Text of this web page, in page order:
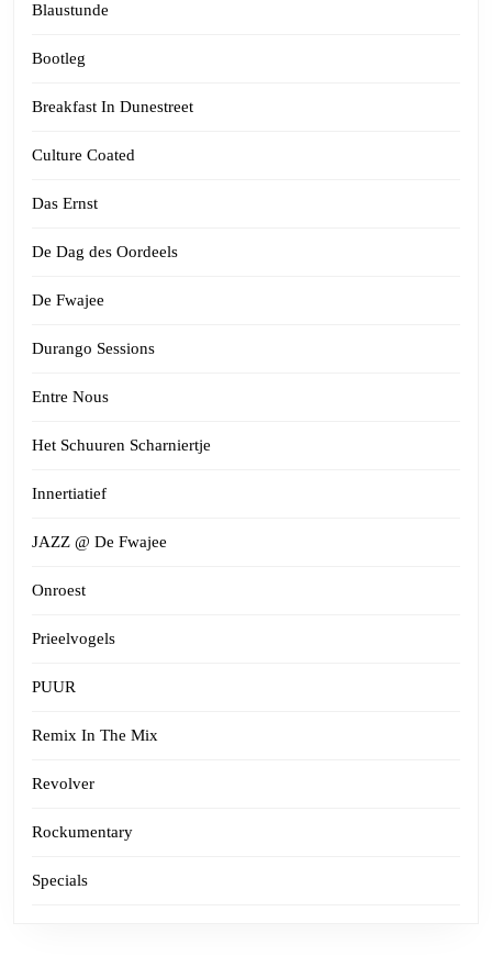
Blaustunde
Bootleg
Breakfast In Dunestreet
Culture Coated
Das Ernst
De Dag des Oordeels
De Fwajee
Durango Sessions
Entre Nous
Het Schuuren Scharniertje
Innertiatief
JAZZ @ De Fwajee
Onroest
Prieelvogels
PUUR
Remix In The Mix
Revolver
Rockumentary
Specials